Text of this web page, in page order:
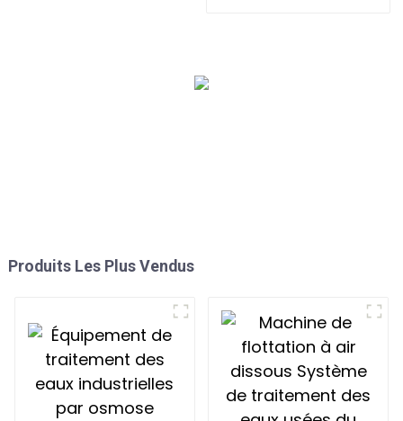
Produits Les Plus Vendus